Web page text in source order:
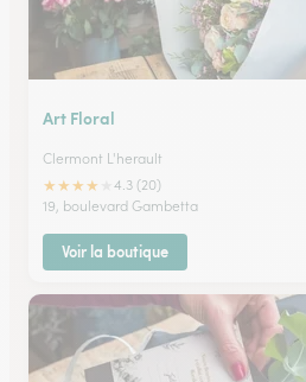
Art Floral
Clermont L'herault
★★★★
4.3 (20)
19, boulevard Gambetta
Voir la boutique